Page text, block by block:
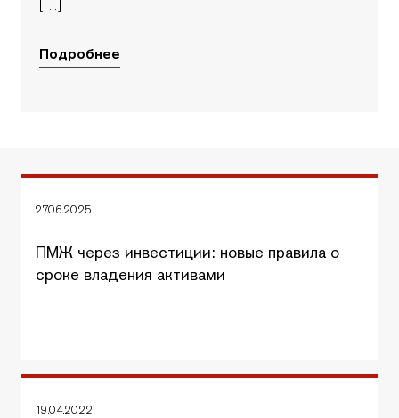
[…]
Подробнее
27.06.2025
ПМЖ через инвестиции: новые правила о
сроке владения активами
19.04.2022